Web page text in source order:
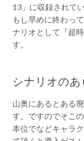
13」に収録されて
もし早めに終わっ
ナリオとして『超
す。
シナリオの
山奥にあるとある
す。ですのでそこ
本位でなどキャラ
て頂くと導入がス